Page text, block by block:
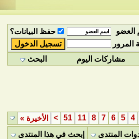
العضو
حفظ البيانات؟
المرور
مشاركات اليوم البحث
4
5
6
7
8
11
51
> الأخيرة »
المنتدى
إبحث في هذا المنتدى